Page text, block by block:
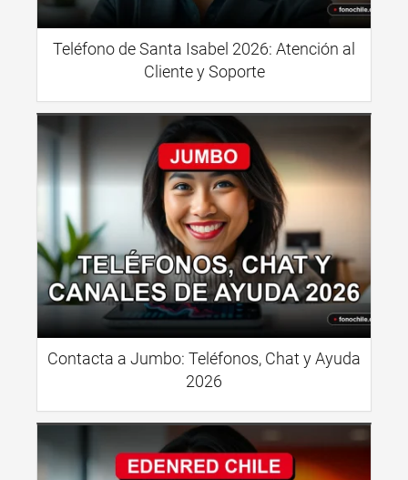
Teléfono de Santa Isabel 2026: Atención al
Cliente y Soporte
Contacta a Jumbo: Teléfonos, Chat y Ayuda
2026